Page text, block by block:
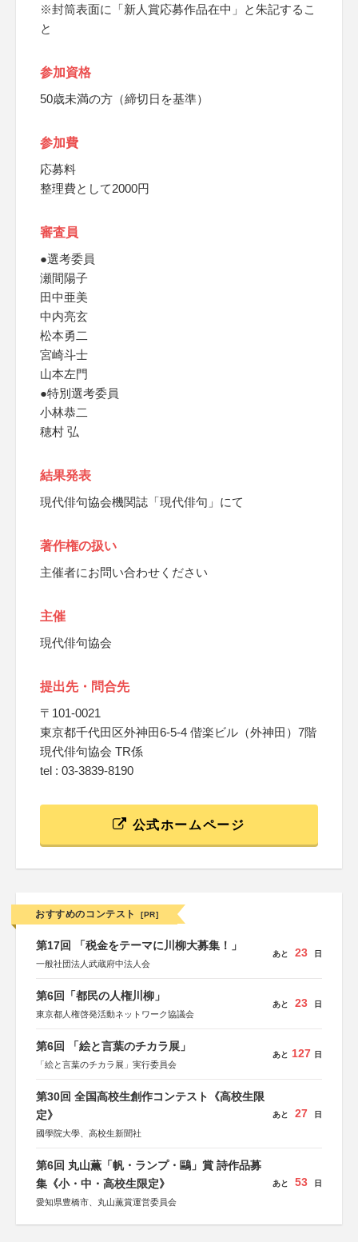
※封筒表面に「新人賞応募作品在中」と朱記するこ
と
参加資格
50歳未満の方（締切日を基準）
参加費
応募料
整理費として2000円
審査員
●選考委員
瀬間陽子
田中亜美
中内亮玄
松本勇二
宮崎斗士
山本左門
●特別選考委員
小林恭二
穂村 弘
結果発表
現代俳句協会機関誌「現代俳句」にて
著作権の扱い
主催者にお問い合わせください
主催
現代俳句協会
提出先・問合先
〒101-0021
東京都千代田区外神田6-5-4 偕楽ビル（外神田）7階
現代俳句協会 TR係
tel : 03-3839-8190
公式ホームページ
おすすめのコンテスト [PR]
第17回 「税金をテーマに川柳大募集！」
一般社団法人武蔵府中法人会
あと 23 日
第6回「都民の人権川柳」
東京都人権啓発活動ネットワーク協議会
あと 23 日
第6回 「絵と言葉のチカラ展」
「絵と言葉のチカラ展」実行委員会
あと 127 日
第30回 全国高校生創作コンテスト《高校生限
定》
國學院大學、高校生新聞社
あと 27 日
第6回 丸山薫「帆・ランプ・鷗」賞 詩作品募
集《小・中・高校生限定》
愛知県豊橋市、丸山薫賞運営委員会
あと 53 日